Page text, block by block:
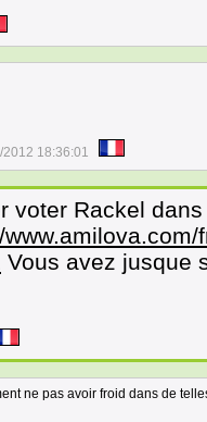
2012 18:36:01
voter Rackel
Vous avez jusque
ne pas avoir froid dans de